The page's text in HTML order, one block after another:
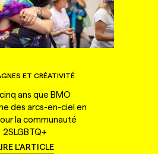
ET CRÉATIVITÉ
ans que BMO
des arcs-en-ciel en
la communauté
2SLGBTQ+
L'ARTICLE